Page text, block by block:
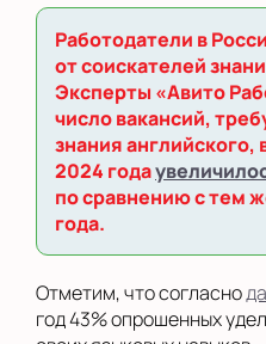
Работодатели в
от соискателей
Эксперты «Авито
число вакансий,
знания английского,
2024 года
по сравнению с тем
года.
Отметим, что согласно
год 43% опрошенных